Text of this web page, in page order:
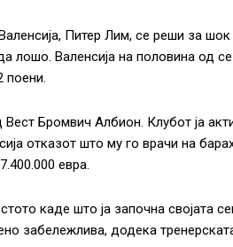
Питер Лим, се реши за
лошо. Валенсија на половина од
поени.
Бромвич Албион. Клубот ја
отказот што му го врачи на
евра.
каде што ја започна својата
забележлива, додека